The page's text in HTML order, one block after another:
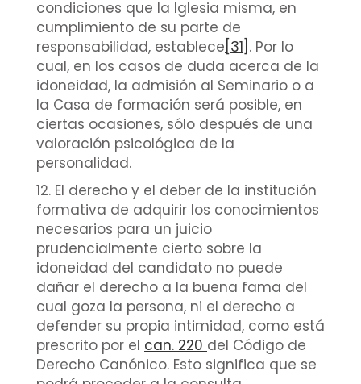
condiciones que la Iglesia misma, en
cumplimiento de su parte de
responsabilidad, establece [31] . Por lo
cual, en los casos de duda acerca de la
idoneidad, la admisión al Seminario o a
la Casa de formación será posible, en
ciertas ocasiones, sólo después de una
valoración psicológica de la
personalidad.
12. El derecho y el deber de la institución
formativa de adquirir los conocimientos
necesarios para un juicio
prudencialmente cierto sobre la
idoneidad del candidato no puede
dañar el derecho a la buena fama del
cual goza la persona, ni el derecho a
defender su propia intimidad, como está
prescrito por el can. 220 del Código de
Derecho Canónico. Esto significa que se